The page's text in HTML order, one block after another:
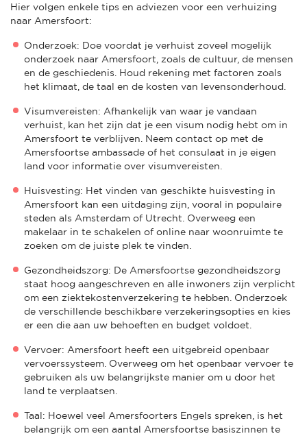
Hier volgen enkele tips en adviezen voor een verhuizing
naar Amersfoort:
Onderzoek: Doe voordat je verhuist zoveel mogelijk
onderzoek naar Amersfoort, zoals de cultuur, de mensen
en de geschiedenis. Houd rekening met factoren zoals
het klimaat, de taal en de kosten van levensonderhoud.
Visumvereisten: Afhankelijk van waar je vandaan
verhuist, kan het zijn dat je een visum nodig hebt om in
Amersfoort te verblijven. Neem contact op met de
Amersfoortse ambassade of het consulaat in je eigen
land voor informatie over visumvereisten.
Huisvesting: Het vinden van geschikte huisvesting in
Amersfoort kan een uitdaging zijn, vooral in populaire
steden als Amsterdam of Utrecht. Overweeg een
makelaar in te schakelen of online naar woonruimte te
zoeken om de juiste plek te vinden.
Gezondheidszorg: De Amersfoortse gezondheidszorg
staat hoog aangeschreven en alle inwoners zijn verplicht
om een ziektekostenverzekering te hebben. Onderzoek
de verschillende beschikbare verzekeringsopties en kies
er een die aan uw behoeften en budget voldoet.
Vervoer: Amersfoort heeft een uitgebreid openbaar
vervoerssysteem. Overweeg om het openbaar vervoer te
gebruiken als uw belangrijkste manier om u door het
land te verplaatsen.
Taal: Hoewel veel Amersfoorters Engels spreken, is het
belangrijk om een aantal Amersfoortse basiszinnen te